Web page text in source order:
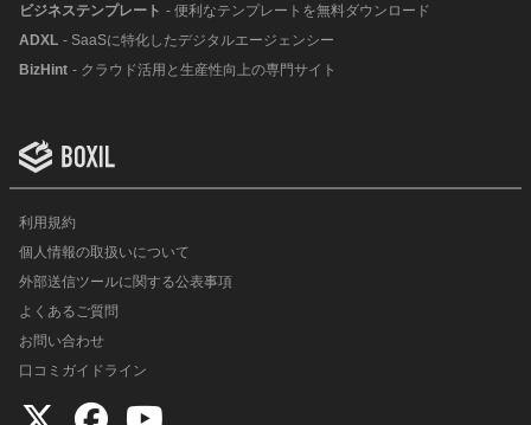
ビジネステンプレート - 便利なテンプレートを無料ダウンロード
ADXL - SaaSに特化したデジタルエージェンシー
BizHint - クラウド活用と生産性向上の専門サイト
利用規約
個人情報の取扱いについて
外部送信ツールに関する公表事項
よくあるご質問
お問い合わせ
口コミガイドライン